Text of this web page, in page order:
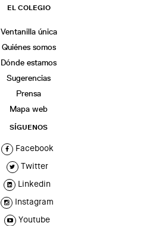
EL COLEGIO
Ventanilla única
Quiénes somos
Dónde estamos
Sugerencias
Prensa
Mapa web
SÍGUENOS
Facebook
Twitter
Linkedin
Instagram
Youtube